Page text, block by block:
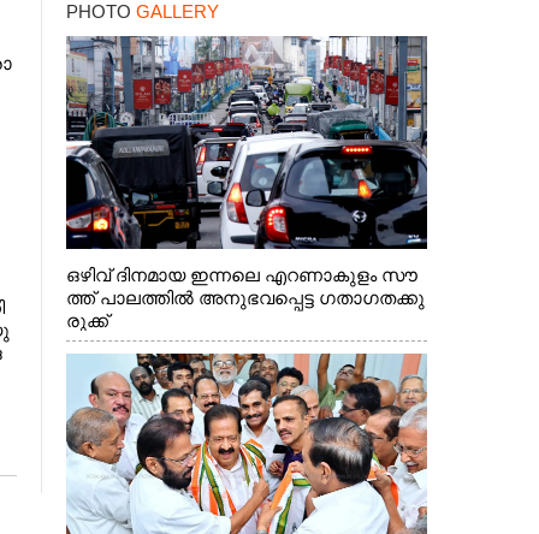
PHOTO GALLERY
ഒഴിവ് ദിനമായ ഇന്നലെ എറണാകുളം സൗ
ത്ത് പാലത്തിൽ അനുഭവപ്പെട്ട ഗതാഗതക്കു
രുക്ക്